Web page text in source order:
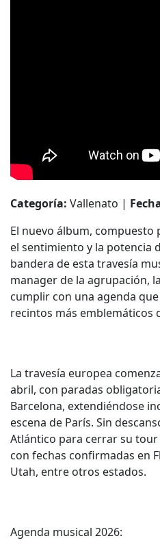
Categoría: Vallenato |
El nuevo álbum, compuesto
el sentimiento y la potencia
bandera de esta travesía
manager de la agrupación,
cumplir con una agenda
recintos más emblemáticos
La travesía europea
abril, con paradas
Barcelona, extendiéndose
escena de París. Sin
Atlántico para cerrar su tour
con fechas confirmadas en
Utah, entre otros estados.
Agenda musical 2026: